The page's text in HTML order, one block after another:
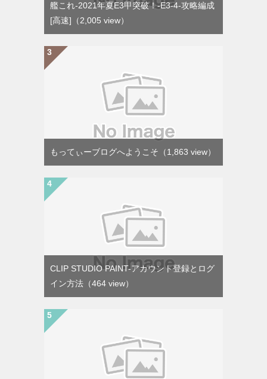
艦これ-2021年夏E3甲突破！-E3-4-攻略編成
[高速] （2,005 view）
もってぃーブログへようこそ （1,863 view）
CLIP STUDIO PAINT-アカウント登録とログ
イン方法 （464 view）